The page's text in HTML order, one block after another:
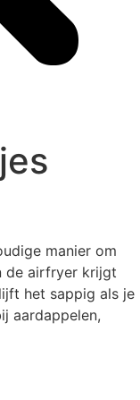
manier om
de airfryer krijgt
het sappig als je
aardappelen,